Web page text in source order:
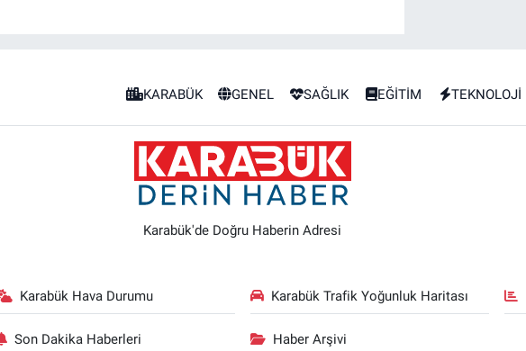
KARABÜK GENEL SAĞLIK EĞİTİM TEKNOLOJİ
Karabük'de Doğru Haberin Adresi
Karabük Hava Durumu Karabük Trafik Yoğunluk Haritası
Son Dakika Haberleri Haber Arşivi